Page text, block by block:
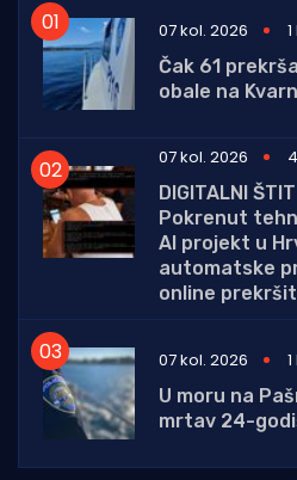
07 kol. 2026
Čak 61
obale na
07 kol. 2026
DIGITALNI
Pokrenut
AI projekt u
automatske
online
07 kol. 2026
U moru na
mrtav 24-